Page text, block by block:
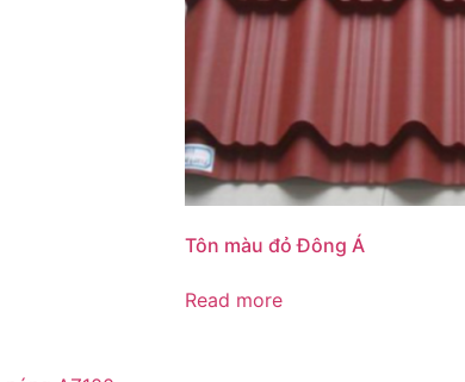
Tôn màu đỏ Đông Á
Read more